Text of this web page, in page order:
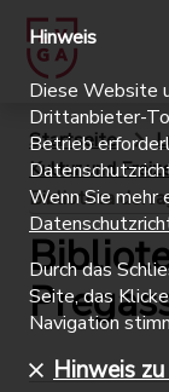
Startseite
Kultur und
Biblioteca dei
Hinweis
Diese Website
Drittanbieter-
Betrieb
Wenn Sie mehr
Durch das
Seite, das
Navigation
Hinweis